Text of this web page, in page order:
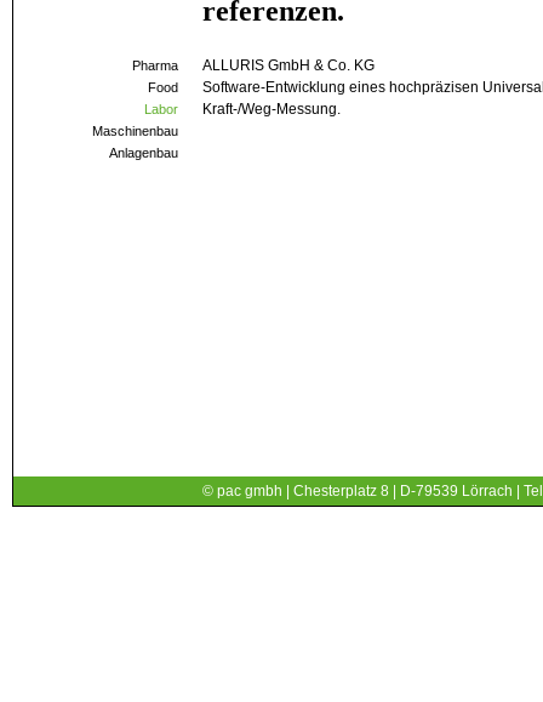
referenzen.
ALLURIS GmbH & Co. KG
Software-Entwicklung eines hochpräzisen
Kraft-/Weg-Messung.
Pharma
Food
Labor
Maschinenbau
Anlagenbau
© pac gmbh | Chesterplatz 8 | D-79539 Lörrach |